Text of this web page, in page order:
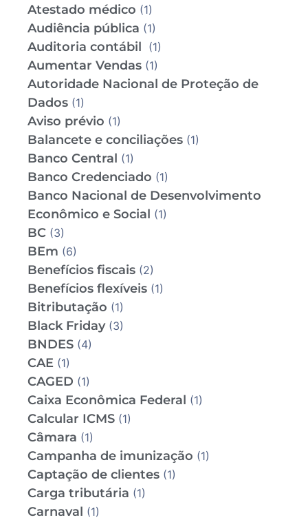
Atestado médico (1)
Audiência pública (1)
Auditoria contábil (1)
Aumentar Vendas (1)
Autoridade Nacional de Proteção de
Dados (1)
Aviso prévio (1)
Balancete e conciliações (1)
Banco Central (1)
Banco Credenciado (1)
Banco Nacional de Desenvolvimento
Econômico e Social (1)
BC (3)
BEm (6)
Benefícios fiscais (2)
Benefícios flexíveis (1)
Bitributação (1)
Black Friday(3)
BNDES (4)
CAE (1)
CAGED (1)
Caixa Econômica Federal (1)
Calcular ICMS (1)
Câmara (1)
Campanha de imunização (1)
Captação de clientes (1)
Carga tributária (1)
Carnaval (1)